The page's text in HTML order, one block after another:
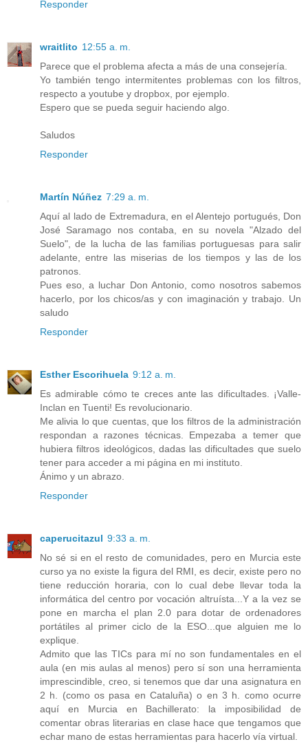
Responder
wraitlito 12:55 a. m.
Parece que el problema afecta a más de una consejería.
Yo también tengo intermitentes problemas con los filtros,
respecto a youtube y dropbox, por ejemplo.
Espero que se pueda seguir haciendo algo.
Saludos
Responder
Martín Núñez 7:29 a. m.
Aquí al lado de Extremadura, en el Alentejo portugués, Don
José Saramago nos contaba, en su novela "Alzado del
Suelo", de la lucha de las familias portuguesas para salir
adelante, entre las miserias de los tiempos y las de los
patronos.
Pues eso, a luchar Don Antonio, como nosotros sabemos
hacerlo, por los chicos/as y con imaginación y trabajo. Un
saludo
Responder
Esther Escorihuela 9:12 a. m.
Es admirable cómo te creces ante las dificultades. ¡Valle-
Inclan en Tuenti! Es revolucionario.
Me alivia lo que cuentas, que los filtros de la administración
respondan a razones técnicas. Empezaba a temer que
hubiera filtros ideológicos, dadas las dificultades que suelo
tener para acceder a mi página en mi instituto.
Ánimo y un abrazo.
Responder
caperucitazul 9:33 a. m.
No sé si en el resto de comunidades, pero en Murcia este
curso ya no existe la figura del RMI, es decir, existe pero no
tiene reducción horaria, con lo cual debe llevar toda la
informática del centro por vocación altruísta...Y a la vez se
pone en marcha el plan 2.0 para dotar de ordenadores
portátiles al primer ciclo de la ESO...que alguien me lo
explique.
Admito que las TICs para mí no son fundamentales en el
aula (en mis aulas al menos) pero sí son una herramienta
imprescindible, creo, si tenemos que dar una asignatura en
2 h. (como os pasa en Cataluña) o en 3 h. como ocurre
aquí en Murcia en Bachillerato: la imposibilidad de
comentar obras literarias en clase hace que tengamos que
echar mano de estas herramientas para hacerlo vía virtual.